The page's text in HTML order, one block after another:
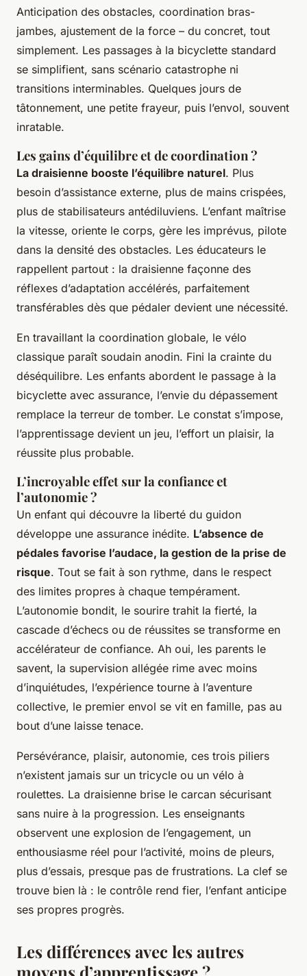
Anticipation des obstacles, coordination bras-
jambes, ajustement de la force – du concret, tout
simplement. Les passages à la bicyclette standard
se simplifient, sans scénario catastrophe ni
transitions interminables. Quelques jours de
tâtonnement, une petite frayeur, puis l’envol, souvent
inratable.
Les gains d’équilibre et de coordination ?
La draisienne booste l’équilibre naturel. Plus
besoin d’assistance externe, plus de mains crispées,
plus de stabilisateurs antédiluviens. L’enfant maîtrise
la vitesse, oriente le corps, gère les imprévus, pilote
dans la densité des obstacles. Les éducateurs le
rappellent partout : la draisienne façonne des
réflexes d’adaptation accélérés, parfaitement
transférables dès que pédaler devient une nécessité.
En travaillant la coordination globale, le vélo
classique paraît soudain anodin. Fini la crainte du
déséquilibre. Les enfants abordent le passage à la
bicyclette avec assurance, l’envie du dépassement
remplace la terreur de tomber. Le constat s’impose,
l’apprentissage devient un jeu, l’effort un plaisir, la
réussite plus probable.
L’incroyable effet sur la confiance et
l’autonomie ?
Un enfant qui découvre la liberté du guidon
développe une assurance inédite. L’absence de
pédales favorise l’audace, la gestion de la prise de
risque. Tout se fait à son rythme, dans le respect
des limites propres à chaque tempérament.
L’autonomie bondit, le sourire trahit la fierté, la
cascade d’échecs ou de réussites se transforme en
accélérateur de confiance. Ah oui, les parents le
savent, la supervision allégée rime avec moins
d’inquiétudes, l’expérience tourne à l’aventure
collective, le premier envol se vit en famille, pas au
bout d’une laisse tenace.
Persévérance, plaisir, autonomie, ces trois piliers
n’existent jamais sur un tricycle ou un vélo à
roulettes. La draisienne brise le carcan sécurisant
sans nuire à la progression. Les enseignants
observent une explosion de l’engagement, un
enthousiasme réel pour l’activité, moins de pleurs,
plus d’essais, presque pas de frustrations. La clef se
trouve bien là : le contrôle rend fier, l’enfant anticipe
ses propres progrès.
Les différences avec les autres
moyens d’apprentissage ?